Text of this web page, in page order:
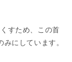
すため、この首
みにしています。